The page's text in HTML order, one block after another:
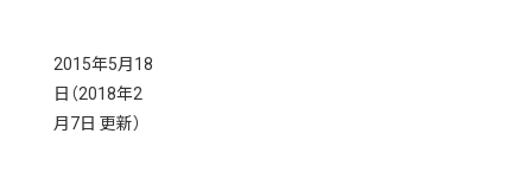
2015年5月18
日 （2018年2
月7日 更新）